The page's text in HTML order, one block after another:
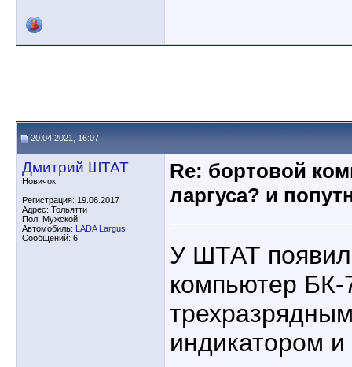
20.04.2021, 16:07
Дмитрий ШТАТ
Новичок
Регистрация: 19.06.2017
Адрес: Тольятти
Пол: Мужской
Автомобиль: LADA Largus
Сообщений: 6
Re: бортовой
ларгуса? и
У ШТАТ
компьютер
индикатором